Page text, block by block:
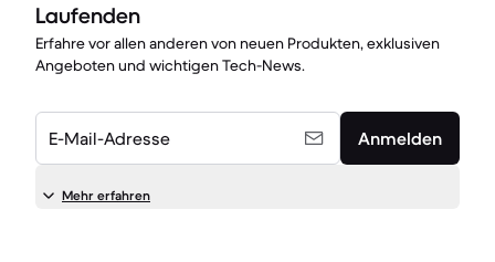
Laufenden
Erfahre vor allen anderen von neuen Produkten, exklusiven
Angeboten und wichtigen Tech-News.
E-Mail-Adresse Anmelden
Mehr erfahren